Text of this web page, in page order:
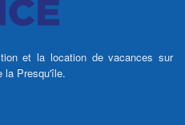
et la location de vacances sur
la Presqu'île.